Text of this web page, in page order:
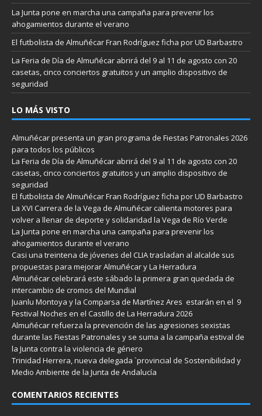
La Junta pone en marcha una campaña para prevenir los
ahogamientos durante el verano
El futbolista de Almuñécar Fran Rodríguez ficha por UD Barbastro
La Feria de Día de Almuñécar abrirá del 9 al 11 de agosto con 20
casetas, cinco conciertos gratuitos y un amplio dispositivo de
seguridad
LO MÁS VISTO
Almuñécar presenta un gran programa de Fiestas Patronales 2026
para todos los públicos
La Feria de Día de Almuñécar abrirá del 9 al 11 de agosto con 20
casetas, cinco conciertos gratuitos y un amplio dispositivo de
seguridad
El futbolista de Almuñécar Fran Rodríguez ficha por UD Barbastro
La XVI Carrera de la Vega de Almuñécar calienta motores para
volver a llenar de deporte y solidaridad la Vega de Río Verde
La Junta pone en marcha una campaña para prevenir los
ahogamientos durante el verano
Casi una treintena de jóvenes del CLIA trasladan al alcalde sus
propuestas para mejorar Almuñécar y La Herradura
Almuñécar celebrará este sábado la primera gran quedada de
intercambio de cromos del Mundial
Juanlu Montoya y la Comparsa de Martínez Ares estarán en el 9
Festival Noches en el Castillo de La Herradura 2026
Almuñécar refuerza la prevención de las agresiones sexistas
durante las Fiestas Patronales y se suma a la campaña estival de
la Junta contra la violencia de género
Trinidad Herrera, nueva delegada `provincial de Sostenibilidad y
Medio Ambiente de la Junta de Andalucía
COMENTARIOS RECIENTES